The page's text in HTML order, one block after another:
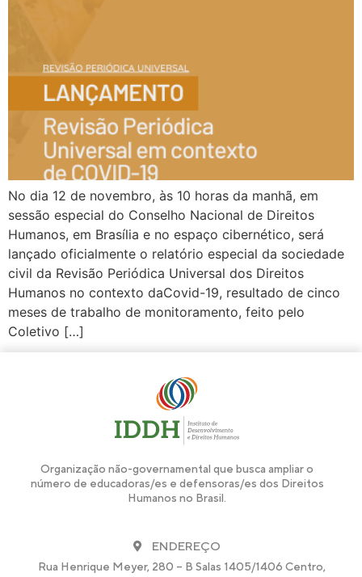
No dia 12 de novembro, às 10 horas da manhã, em
sessão especial do Conselho Nacional de Direitos
Humanos, em Brasília e no espaço cibernético, será
lançado oficialmente o relatório especial da sociedade
civil da Revisão Periódica Universal dos Direitos
Humanos no contexto daCovid-19, resultado de cinco
meses de trabalho de monitoramento, feito pelo
Coletivo […]
Organização não-governamental que busca ampliar o
número de educadoras/es e defensoras/es dos Direitos
Humanos no Brasil.
ENDEREÇO
Rua Henrique Meyer, 280 – B Salas 1405/1406 Centro,